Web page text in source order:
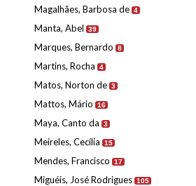
Magalhães, Barbosa de 4
Manta, Abel 39
Marques, Bernardo 8
Martins, Rocha 4
Matos, Norton de 3
Mattos, Mário 16
Maya, Canto da 3
Meireles, Cecília 15
Mendes, Francisco 17
Miguéis, José Rodrigues 105